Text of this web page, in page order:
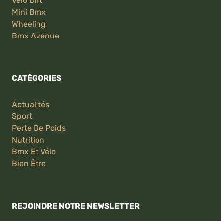
Mini Bmx
Wheeling
Bmx Avenue
CATÉGORIES
Actualités
Sport
Perte De Poids
Nutrition
Bmx Et Vélo
Bien Être
REJOINDRE NOTRE NEWSLETTER